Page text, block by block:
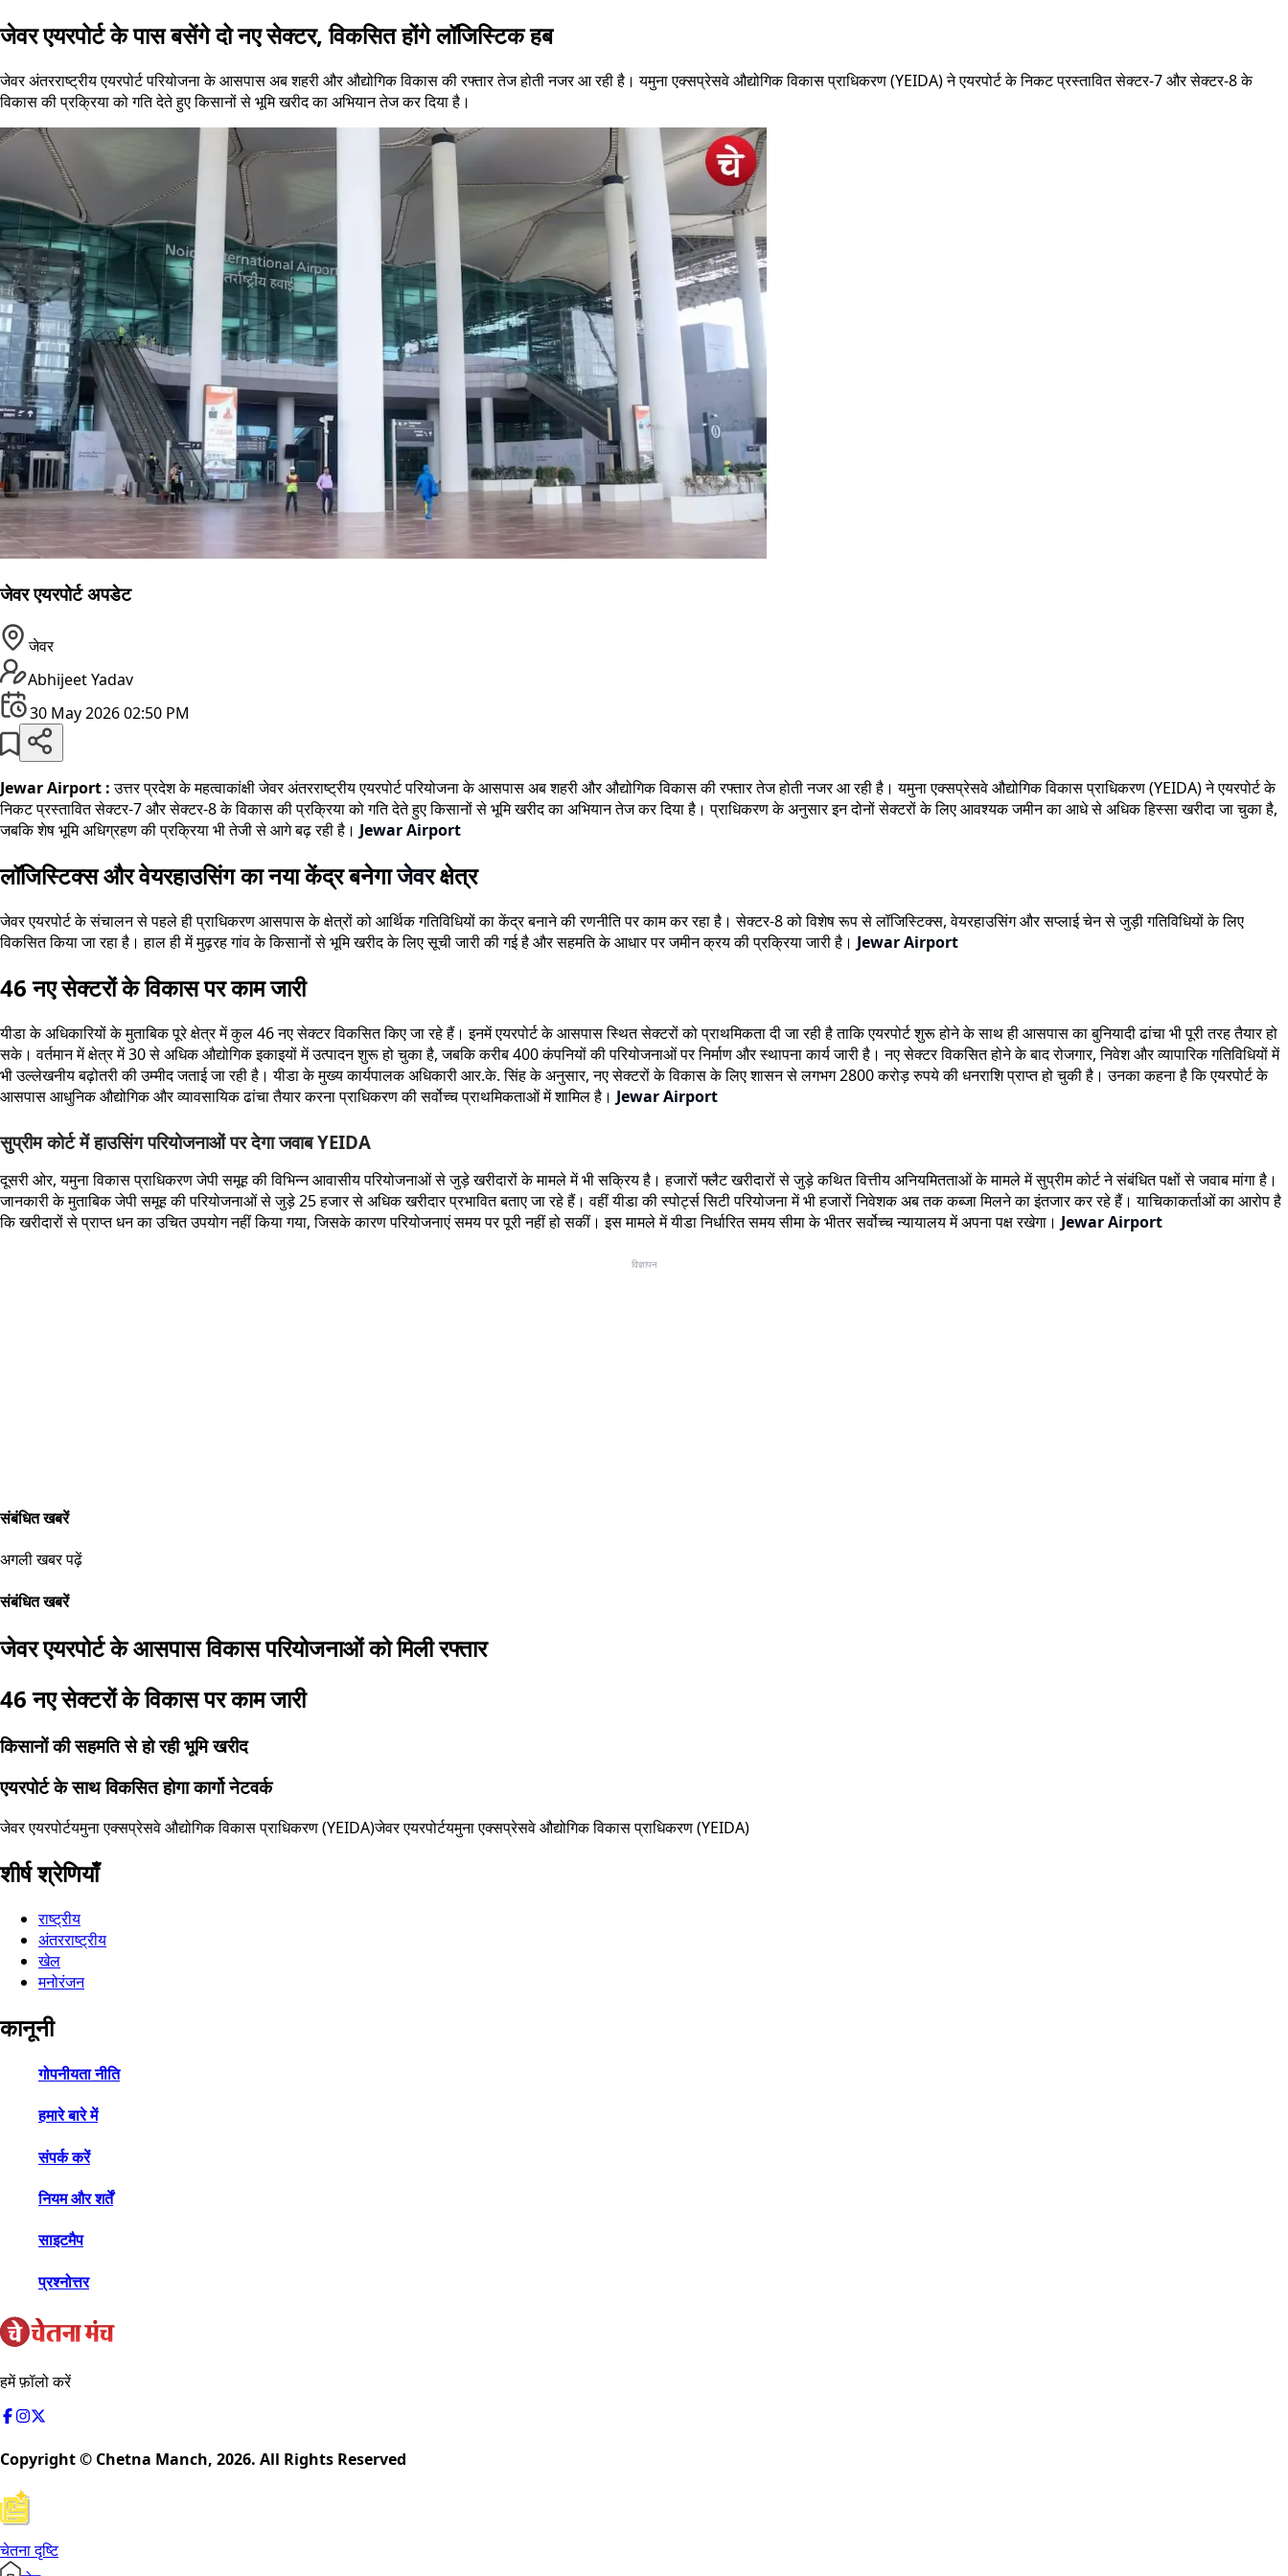
जेवर एयरपोर्ट के पास बसेंगे दो नए सेक्टर, विकसित होंगे लॉजिस्टिक हब
जेवर अंतरराष्ट्रीय एयरपोर्ट परियोजना के आसपास अब शहरी और औद्योगिक विकास की रफ्तार तेज होती नजर आ रही है। यमुना एक्सप्रेसवे औद्योगिक विकास प्राधिकरण (YEIDA) ने एयरपोर्ट के निकट प्रस्तावित सेक्टर-7 और सेक्टर-8 के
विकास की प्रक्रिया को गति देते हुए किसानों से भूमि खरीद का अभियान तेज कर दिया है।
जेवर एयरपोर्ट अपडेट
जेवर
Abhijeet Yadav
30 May 2026 02:50 PM
Jewar Airport :उत्तर प्रदेश के महत्वाकांक्षी जेवर अंतरराष्ट्रीय एयरपोर्ट परियोजना के आसपास अब शहरी और औद्योगिक विकास की रफ्तार तेज होती नजर आ रही है। यमुना एक्सप्रेसवे औद्योगिक विकास प्राधिकरण (YEIDA) ने एयरपोर्ट के
निकट प्रस्तावित सेक्टर-7 और सेक्टर-8 के विकास की प्रक्रिया को गति देते हुए किसानों से भूमि खरीद का अभियान तेज कर दिया है। प्राधिकरण के अनुसार इन दोनों सेक्टरों के लिए आवश्यक जमीन का आधे से अधिक हिस्सा खरीदा जा चुका है,
जबकि शेष भूमि अधिग्रहण की प्रक्रिया भी तेजी से आगे बढ़ रही है। Jewar Airport
लॉजिस्टिक्स और वेयरहाउसिंग का नया केंद्र बनेगाजेवरक्षेत्र
जेवर एयरपोर्ट के संचालन से पहले ही प्राधिकरण आसपास के क्षेत्रों को आर्थिक गतिविधियों का केंद्र बनाने की रणनीति पर काम कर रहा है। सेक्टर-8 को विशेष रूप से लॉजिस्टिक्स, वेयरहाउसिंग और सप्लाई चेन से जुड़ी गतिविधियों के लिए
विकसित किया जा रहा है। हाल ही में मुढ़रह गांव के किसानों से भूमि खरीद के लिए सूची जारी की गई है और सहमति के आधार पर जमीन क्रय की प्रक्रिया जारी है। Jewar Airport
46 नए सेक्टरों के विकास पर काम जारी
यीडा के अधिकारियों के मुताबिक पूरे क्षेत्र में कुल 46 नए सेक्टर विकसित किए जा रहे हैं। इनमें एयरपोर्ट के आसपास स्थित सेक्टरों को प्राथमिकता दी जा रही है ताकि एयरपोर्ट शुरू होने के साथ ही आसपास का बुनियादी ढांचा भी पूरी तरह तैयार हो
सके। वर्तमान में क्षेत्र में 30 से अधिक औद्योगिक इकाइयों में उत्पादन शुरू हो चुका है, जबकि करीब 400 कंपनियों की परियोजनाओं पर निर्माण और स्थापना कार्य जारी है। नए सेक्टर विकसित होने के बाद रोजगार, निवेश और व्यापारिक गतिविधियों में
भी उल्लेखनीय बढ़ोतरी की उम्मीद जताई जा रही है। यीडा के मुख्य कार्यपालक अधिकारी आर.के. सिंह के अनुसार, नए सेक्टरों के विकास के लिए शासन से लगभग 2800 करोड़ रुपये की धनराशि प्राप्त हो चुकी है। उनका कहना है कि एयरपोर्ट के
आसपास आधुनिक औद्योगिक और व्यावसायिक ढांचा तैयार करना प्राधिकरण की सर्वोच्च प्राथमिकताओं में शामिल है। Jewar Airport
सुप्रीम कोर्ट में हाउसिंग परियोजनाओं पर देगा जवाब YEIDA
दूसरी ओर, यमुना विकास प्राधिकरण जेपी समूह की विभिन्न आवासीय परियोजनाओं से जुड़े खरीदारों के मामले में भी सक्रिय है। हजारों फ्लैट खरीदारों से जुड़े कथित वित्तीय अनियमितताओं के मामले में सुप्रीम कोर्ट ने संबंधित पक्षों से जवाब मांगा है।
जानकारी के मुताबिक जेपी समूह की परियोजनाओं से जुड़े 25 हजार से अधिक खरीदार प्रभावित बताए जा रहे हैं। वहीं यीडा की स्पोर्ट्स सिटी परियोजना में भी हजारों निवेशक अब तक कब्जा मिलने का इंतजार कर रहे हैं। याचिकाकर्ताओं का आरोप है
कि खरीदारों से प्राप्त धन का उचित उपयोग नहीं किया गया, जिसके कारण परियोजनाएं समय पर पूरी नहीं हो सकीं। इस मामले में यीडा निर्धारित समय सीमा के भीतर सर्वोच्च न्यायालय में अपना पक्ष रखेगा। Jewar Airport
विज्ञापन
संबंधित खबरें
अगली खबर पढ़ें
संबंधित खबरें
जेवर एयरपोर्ट के आसपास विकास परियोजनाओं को मिली रफ्तार
46 नए सेक्टरों के विकास पर काम जारी
किसानों की सहमति से हो रही भूमि खरीद
एयरपोर्ट के साथ विकसित होगा कार्गो नेटवर्क
जेवर एयरपोर्टयमुना एक्सप्रेसवे औद्योगिक विकास प्राधिकरण (YEIDA)जेवर एयरपोर्टयमुना एक्सप्रेसवे औद्योगिक विकास प्राधिकरण (YEIDA)
शीर्ष श्रेणियाँ
राष्ट्रीय
अंतरराष्ट्रीय
खेल
मनोरंजन
कानूनी
गोपनीयता नीति
हमारे बारे में
संपर्क करें
नियम और शर्तें
साइटमैप
प्रश्नोत्तर
हमें फ़ॉलो करें
Copyright © Chetna Manch, 2026. All Rights Reserved
चेतना दृष्टि